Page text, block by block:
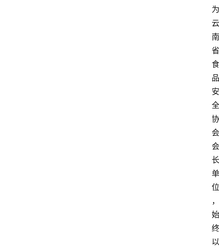
为
云
南
省
食
品
安
全
协
会
会
长
单
位
，
始
终
以